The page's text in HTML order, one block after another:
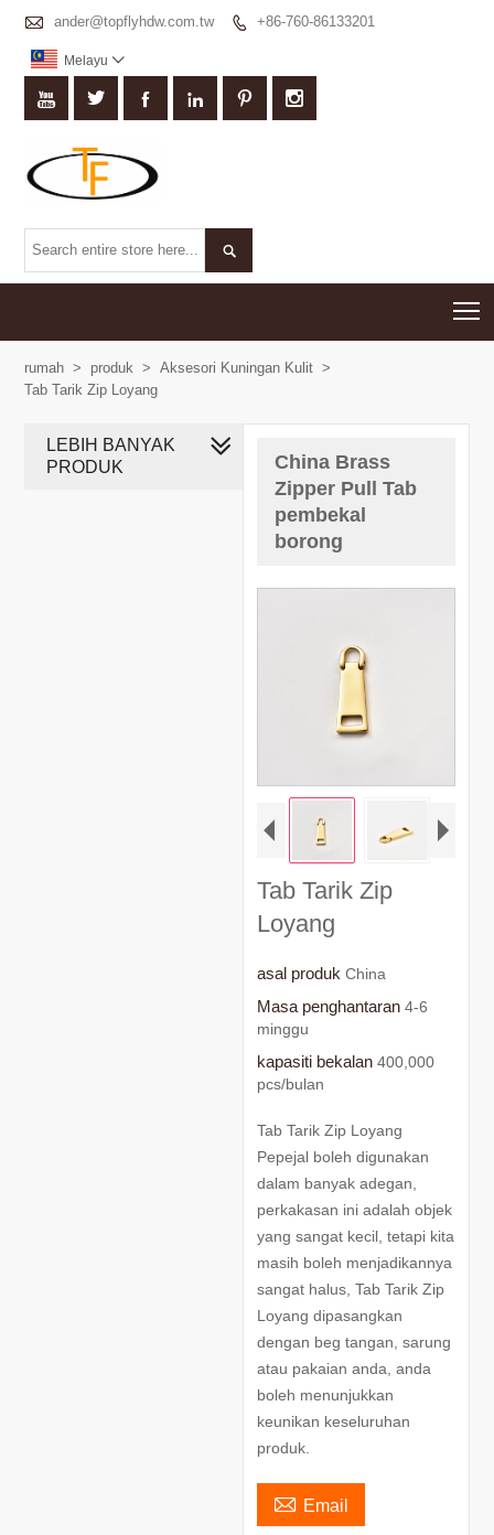
 ander@topflyhdw.com.tw  +86-760-86133201
Melayu 
     

rumah > produk > Aksesori Kuningan Kulit >
Tab Tarik Zip Loyang
China Brass
Zipper Pull Tab
pembekal
borong
Tab Tarik Zip
Loyang
asal produk China
Masa penghantaran 4-6
minggu
kapasiti bekalan 400,000
pcs/bulan
Tab Tarik Zip Loyang
Pepejal boleh digunakan
dalam banyak adegan,
perkakasan ini adalah objek
yang sangat kecil, tetapi kita
masih boleh menjadikannya
sangat halus, Tab Tarik Zip
Loyang dipasangkan
dengan beg tangan, sarung
atau pakaian anda, anda
boleh menunjukkan
keunikan keseluruhan
produk.
 Email
LEBIH BANYAK
PRODUK